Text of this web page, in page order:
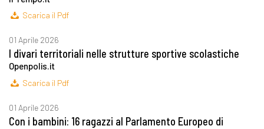
Scarica il Pdf
01 Aprile 2026
I divari territoriali nelle strutture sportive scolastiche
Openpolis.it
Scarica il Pdf
01 Aprile 2026
Con i bambini: 16 ragazzi al Parlamento Europeo di